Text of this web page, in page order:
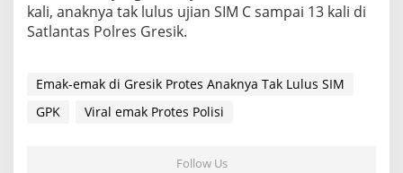
r
i
k
a
n
kali, anaknya tak lulus ujian SIM C sampai 13 kali di
Satlantas Polres Gresik.
Emak-emak di Gresik Protes Anaknya Tak Lulus SIM
GPK
Viral emak Protes Polisi
Follow Us